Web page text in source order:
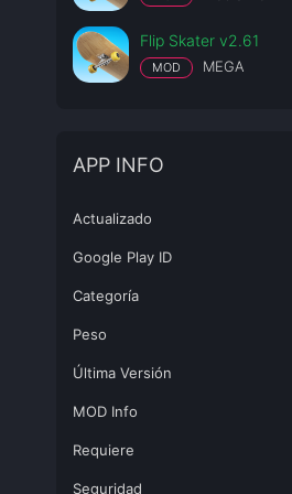
Flip Skater v2.61
MOD MEGA
APP INFO
Actualizado
Google Play ID
Categoría
Peso
Última Versión
MOD Info
Requiere
Seguridad